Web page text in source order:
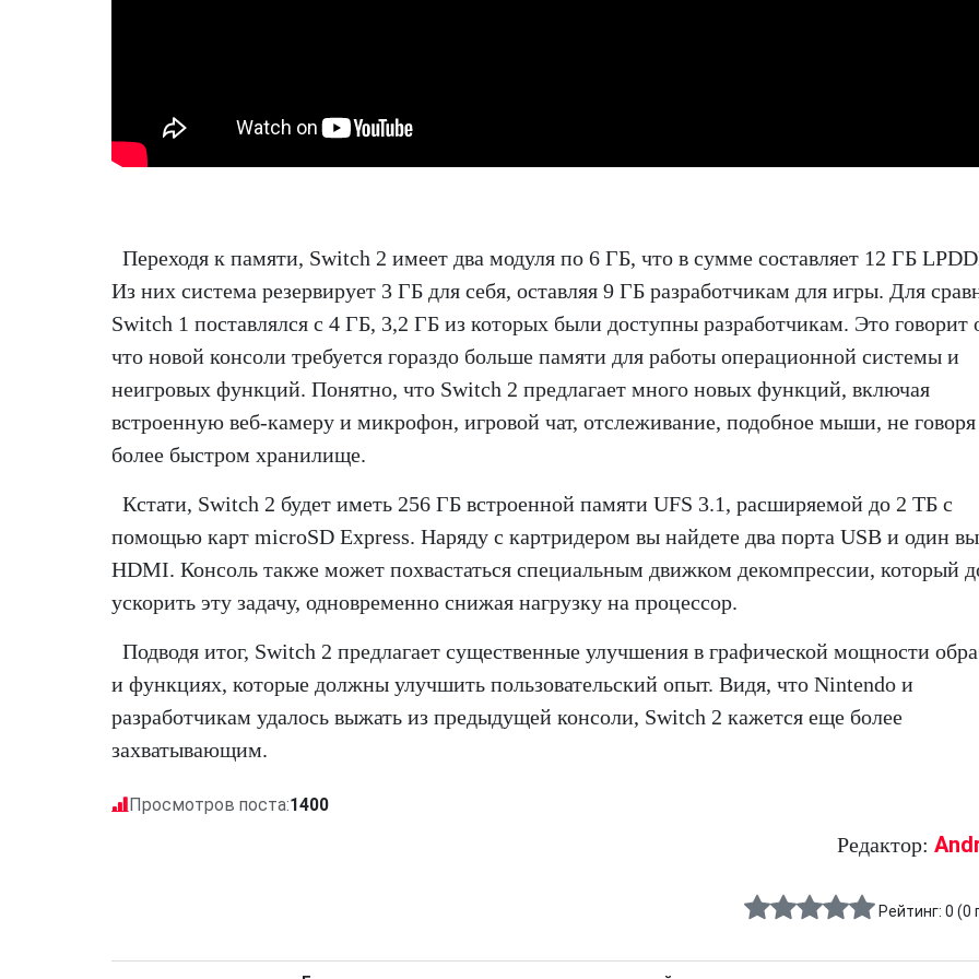
Переходя к памяти, Switch 2 имеет два модуля по 6 ГБ, что в сумме составляет 12 ГБ
Из них система резервирует 3 ГБ для себя, оставляя 9 ГБ разработчикам для игры. Для
Switch 1 поставлялся с 4 ГБ, 3,2 ГБ из которых были доступны разработчикам. Это говорит
что новой консоли требуется гораздо больше памяти для работы операционной системы и
неигровых функций. Понятно, что Switch 2 предлагает много новых функций, включая
встроенную веб-камеру и микрофон, игровой чат, отслеживание, подобное мыши, не
более быстром хранилище.
Кстати, Switch 2 будет иметь 256 ГБ встроенной памяти UFS 3.1, расширяемой до 2 ТБ с
помощью карт microSD Express. Наряду с картридером вы найдете два порта USB и один
HDMI. Консоль также может похвастаться специальным движком декомпрессии, который
ускорить эту задачу, одновременно снижая нагрузку на процессор.
Подводя итог, Switch 2 предлагает существенные улучшения в графической мощности
и функциях, которые должны улучшить пользовательский опыт. Видя, что Nintendo и
разработчикам удалось выжать из предыдущей консоли, Switch 2 кажется еще более
захватывающим.
Просмотров поста:1400
Редактор:
Рейтинг: 0 (0